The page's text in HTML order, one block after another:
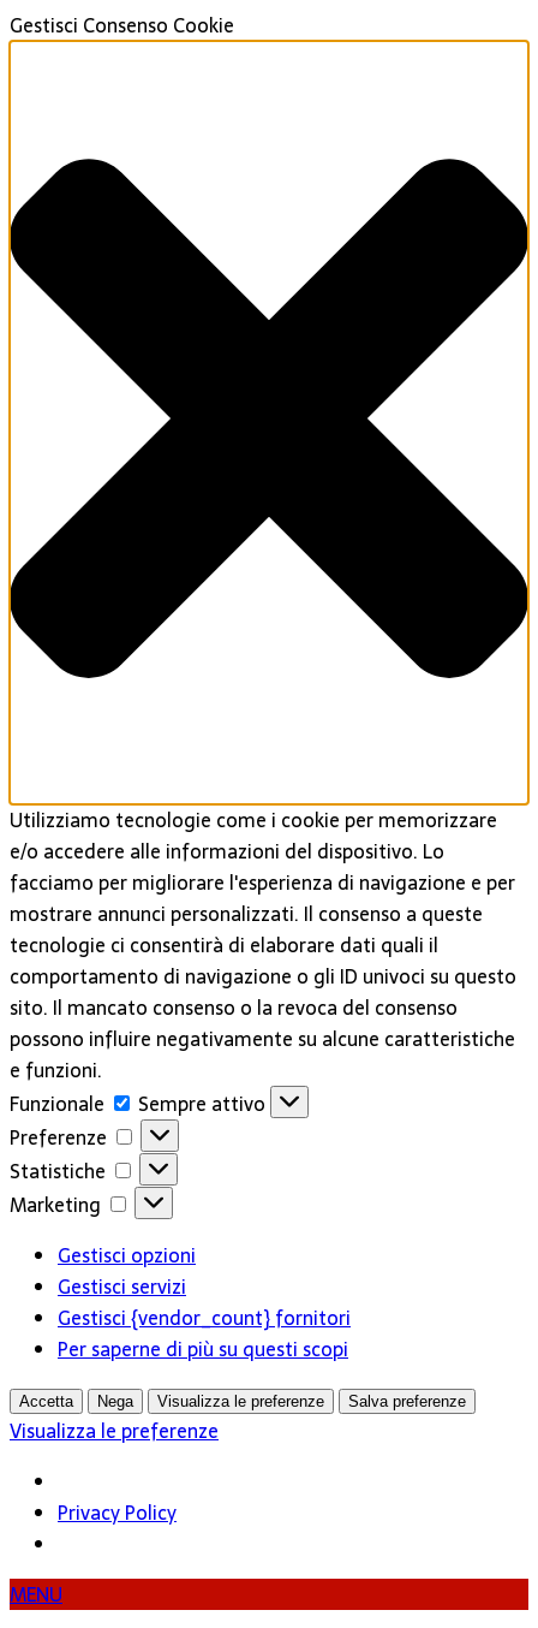
Gestisci Consenso Cookie
Utilizziamo tecnologie come i cookie per memorizzare
e/o accedere alle informazioni del dispositivo. Lo
facciamo per migliorare l'esperienza di navigazione e per
mostrare annunci personalizzati. Il consenso a queste
tecnologie ci consentirà di elaborare dati quali il
comportamento di navigazione o gli ID univoci su questo
sito. Il mancato consenso o la revoca del consenso
possono influire negativamente su alcune caratteristiche
e funzioni.
Funzionale
Funzionale
Sempre attivo
Preferenze
Preferenze
Statistiche
Statistiche
Marketing
Marketing
Gestisci opzioni
Gestisci servizi
Gestisci {vendor_count} fornitori
Per saperne di più su questi scopi
Accetta Nega Visualizza le preferenze Salva preferenze
Visualizza le preferenze
Privacy Policy
MENU